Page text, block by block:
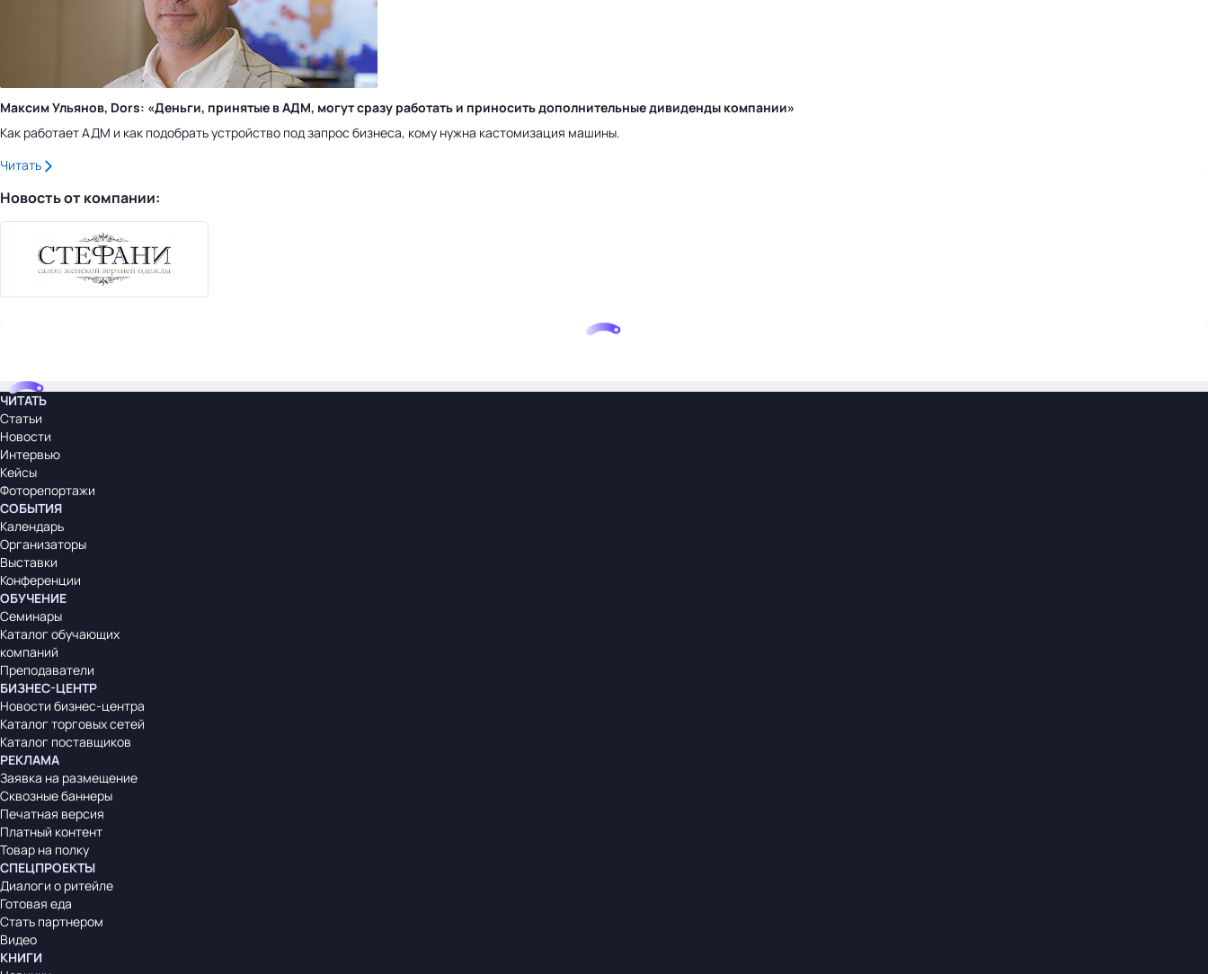
Максим Ульянов, Dors: «Деньги, принятые в АДМ, могут сразу работать и приносить дополнительные дивиденды компании»
Как работает АДМ и как подобрать устройство под запрос бизнеса, кому нужна кастомизация машины.
Читать
Новость от компании:
ЧИТАТЬ
Статьи
Новости
Интервью
Кейсы
Фоторепортажи
СОБЫТИЯ
Календарь
Организаторы
Выставки
Конференции
ОБУЧЕНИЕ
Семинары
Каталог обучающих
компаний
Преподаватели
БИЗНЕС-ЦЕНТР
Новости бизнес-центра
Каталог торговых сетей
Каталог поставщиков
РЕКЛАМА
Заявка на размещение
Сквозные баннеры
Печатная версия
Платный контент
Товар на полку
СПЕЦПРОЕКТЫ
Диалоги о ритейле
Готовая еда
Стать партнером
Видео
КНИГИ